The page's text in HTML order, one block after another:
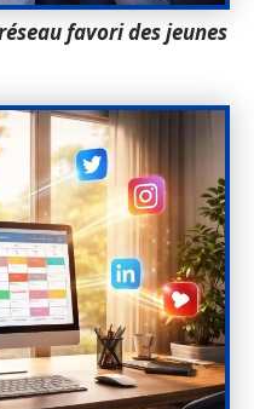
favori des jeunes